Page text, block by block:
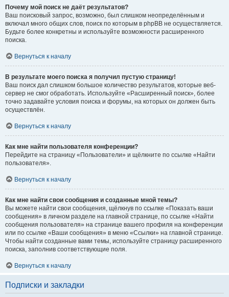
Почему мой поиск не даёт результатов?
Ваш поисковый запрос, возможно, был слишком неопределённым и
включал много общих слов, поиск по которым в phpBB не осуществляется.
Будьте более конкретны и используйте возможности расширенного
поиска.
Вернуться к началу
В результате моего поиска я получил пустую страницу!
Ваш поиск дал слишком большое количество результатов, которые веб-
сервер не смог обработать. Используйте «Расширенный поиск», более
точно задавайте условия поиска и форумы, на которых он должен быть
осуществлён.
Вернуться к началу
Как мне найти пользователя конференции?
Перейдите на страницу «Пользователи» и щёлкните по ссылке «Найти
пользователя».
Вернуться к началу
Как мне найти свои сообщения и созданные мной темы?
Вы можете найти свои сообщения, щёлкнув по ссылке «Показать ваши
сообщения» в личном разделе на главной странице, по ссылке «Найти
сообщения пользователя» на странице вашего профиля на конференции
или по ссылке «Ваши сообщения» в меню «Ссылки» на главной странице.
Чтобы найти созданные вами темы, используйте страницу расширенного
поиска, заполнив соответствующие поля.
Вернуться к началу
Подписки и закладки